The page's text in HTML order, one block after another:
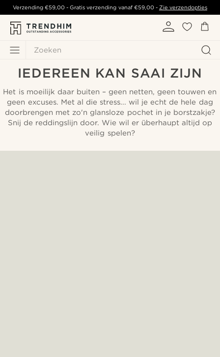
Zoeken
Verzending€59,00 - Gratis verzending vanaf €59,00- Zie verzendopties
IEDEREEN KAN SAAI ZIJN
Het is moeilijk daar buiten – geen netten, geen touwen en
geen excuses. Met al die stress... wil je echt de hele dag
doorbrengen met zo'n glansloze pochet in je borstzakje?
Snij de reddingslijn door. Wie wil er überhaupt altijd op
veilig spelen?